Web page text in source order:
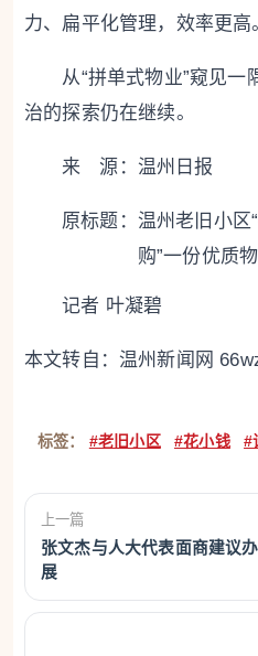
力、扁平化管理，效率更高
从“拼单式物业”窥见一
治的探索仍在继续。
来 源：温州日报
原标题： 温州老旧小区
购”一份优质
记者 叶凝碧
本文转自： 温州新闻网
标签： #老旧小区 #花小钱 #
上一篇
张文杰与人大代表面商建议
展